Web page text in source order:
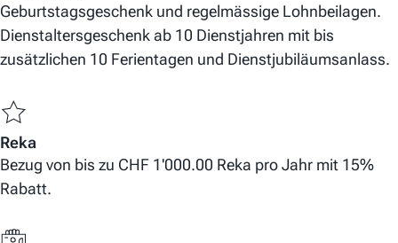
Geburtstagsgeschenk und regelmässige Lohnbeilagen.
Dienstaltersgeschenk ab 10 Dienstjahren mit bis
zusätzlichen 10 Ferientagen und Dienstjubiläumsanlass.
Reka
Bezug von bis zu CHF 1'000.00 Reka pro Jahr mit 15%
Rabatt.